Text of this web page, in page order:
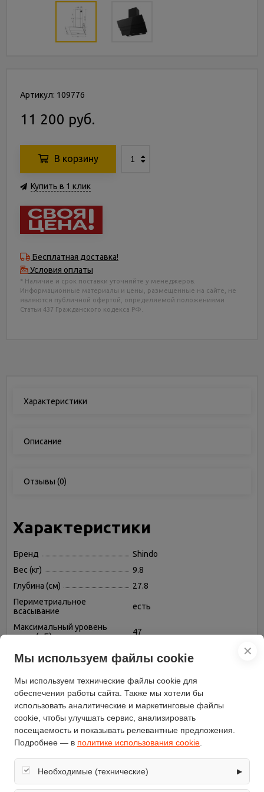
Артикул: 109776
11 200 руб.
В корзину
Купить в 1 клик
Бесплатная доставка!
Условия оплаты
* Наличие и срок поставки уточняйте у менеджеров.
Информационные материалы и цены, размещенные на сайте, не
являются публичной офертой, определяемой положениями
Статьи 437 Гражданского кодекса РФ.
Характеристики
Описание
Отзывы (0)
Характеристики
Бренд
Shindo
Вес (кг)
9.8
Глубина (см)
27.8
Периметриальное
всасывание
есть
Максимальный уровень
шума (дБ)
47
Высота (см)
134
Установка
каминная пристенная
Диаметр патрубка
воздуховода (мм)
150
Цвет корпуса
черный
Освещение
светодиодная лампа
Количество двигателей
1
Таймер
есть
✕
Мы используем файлы cookie
Мы используем технические файлы cookie для
обеспечения работы сайта. Также мы хотели бы
использовать аналитические и маркетинговые файлы
cookie, чтобы улучшать сервис, анализировать
посещаемость и показывать релевантные предложения.
Подробнее — в политике использования cookie
Необходимые (технические) ▶
Обеспечивают корректную работу сайта: оформление